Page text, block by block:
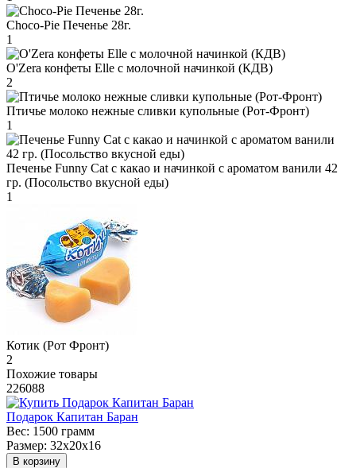
Choco-Pie Печенье 28г.
1
O'Zera конфеты Elle с молочной начинкой (КДВ)
2
Птичье молоко нежные сливки купольные (Рот-Фронт)
1
Печенье Funny Сat с какао и начинкой с ароматом ванили 42
гр. (Посольство вкусной еды)
1
Котик (Рот Фронт)
2
Похожие товары
226088
Подарок Капитан Баран
Вес: 1500 грамм
Размер: 32х20х16
В корзину